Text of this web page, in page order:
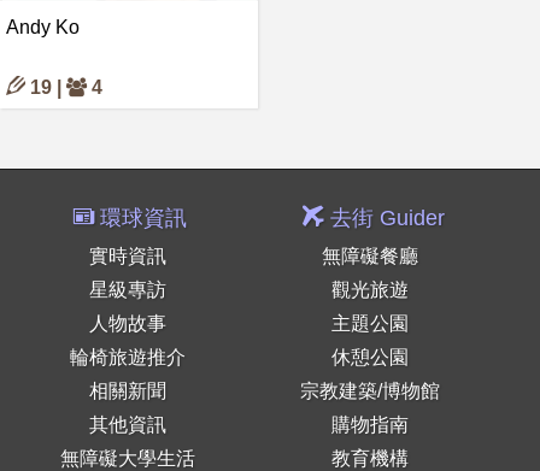
Andy Ko
19 | 4
環球資訊
實時資訊
星級專訪
人物故事
輪椅旅遊推介
相關新聞
其他資訊
無障礙大學生活
去街 Guider
無障礙餐廳
觀光旅遊
主題公園
休憩公園
宗教建築/博物館
購物指南
教育機構